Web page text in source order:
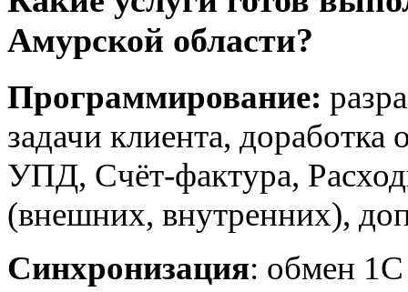
Амурской области?
Программирование:
задачи клиента,
УПД, Счёт-фактура,
(внешних, внутренних),
Синхронизация: обмен